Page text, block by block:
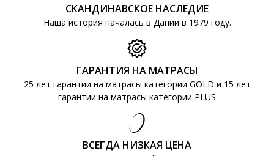
СКАНДИНАВСКОЕ НАСЛЕДИЕ
Наша история началась в Дании в 1979 году.
ГАРАНТИЯ НА МАТРАСЫ
25 лет гарантии на матрасы категории GOLD и 15 лет
гарантии на матрасы категории PLUS
ВСЕГДА НИЗКАЯ ЦЕНА